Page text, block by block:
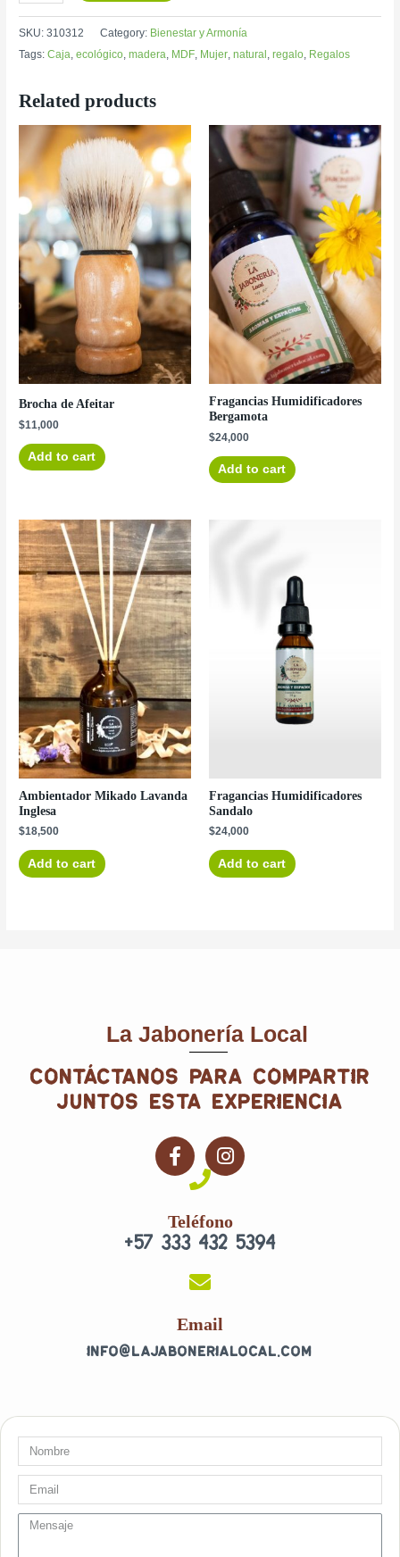
SKU:310312 Category: Bienestar y Armonía
Tags:Caja ,ecológico ,madera MDF Mujer ,natural ,regalo Regalos
Related products
Brocha de Afeitar
$11,000
Add to cart
Fragancias Humidificadores
Bergamota
$24,000
Add to cart
Ambientador Mikado Lavanda
Inglesa
$18,500
Add to cart
Fragancias Humidificadores
Sandalo
$24,000
Add to cart
La Jabonería Local
contáctanos para compartir
juntos esta experiencia
F
a
b
o
f
I
n
a
g
Teléfono
+57 333 432 5394
Email
info@lajabonerialocal.com
Nombre
Email
message